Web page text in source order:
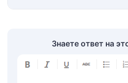
Знаете ответ на